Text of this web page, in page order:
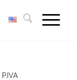
P.IVA